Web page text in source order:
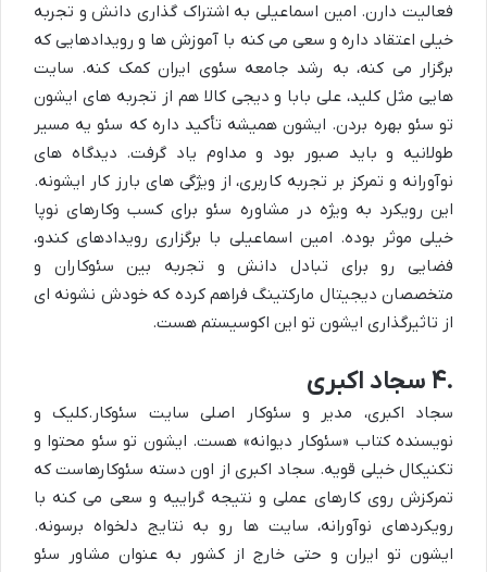
فعالیت دارن. امین اسماعیلی به اشتراک گذاری دانش و تجربه
خیلی اعتقاد داره و سعی می کنه با آموزش ها و رویدادهایی که
برگزار می کنه، به رشد جامعه سئوی ایران کمک کنه. سایت
هایی مثل کلید، علی بابا و دیجی کالا هم از تجربه های ایشون
تو سئو بهره بردن. ایشون همیشه تأکید داره که سئو یه مسیر
طولانیه و باید صبور بود و مداوم یاد گرفت. دیدگاه های
نوآورانه و تمرکز بر تجربه کاربری، از ویژگی های بارز کار ایشونه.
این رویکرد به ویژه در مشاوره سئوبرای کسب وکارهای نوپا
خیلی موثر بوده. امین اسماعیلی با برگزاری رویدادهای کندو،
فضایی رو برای تبادل دانش و تجربه بین سئوکاران و
متخصصان دیجیتال مارکتینگفراهم کرده که خودش نشونه ای
از تاثیرگذاری ایشون تو این اکوسیستم هست.
۴. سجاد اکبری
سجاد اکبری، مدیر و سئوکار اصلی سایت سئوکار.کلیک و
نویسنده کتاب «سئوکار دیوانه» هست. ایشون تو سئو محتوا و
تکنیکال خیلی قویه. سجاد اکبری از اون دسته سئوکارهاست که
تمرکزش روی کارهای عملی و نتیجه گراییه و سعی می کنه با
رویکردهای نوآورانه، سایت ها رو به نتایج دلخواه برسونه.
ایشون تو ایران و حتی خارج از کشور به عنوان مشاور سئو